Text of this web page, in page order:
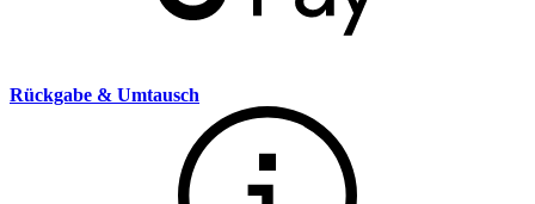
Rückgabe & Umtausch